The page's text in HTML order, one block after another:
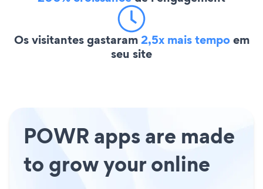
Os visitantes gastaram2,5x mais tempoem
seu site
POWR apps are made
to grow your online